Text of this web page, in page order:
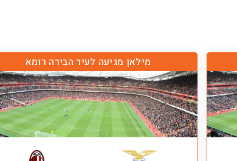
מילאן מגיעה לעיר הבירה רומא